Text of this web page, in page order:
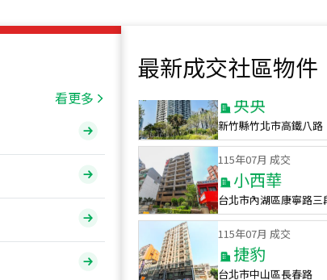
看更多
最新成交社區物件
115年07月 成交
央央
新竹縣竹北市高鐵八路
115年07月 成交
小西華
台北市內湖區康寧路三段
115年07月 成交
捷豹
台北市中山區長春路